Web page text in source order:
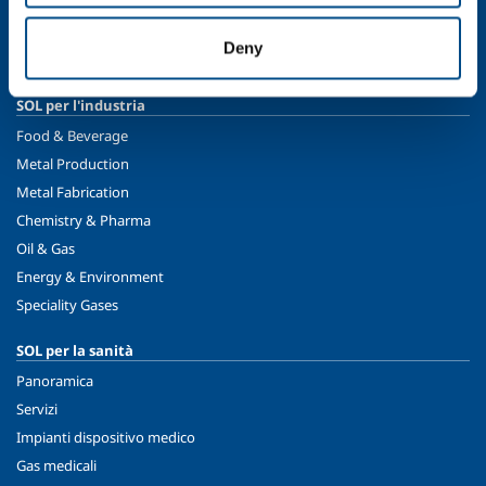
Deny
SOL per l'industria
Food & Beverage
Metal Production
Metal Fabrication
Chemistry & Pharma
Oil & Gas
Energy & Environment
Speciality Gases
SOL per la sanità
Panoramica
Servizi
Impianti dispositivo medico
Gas medicali